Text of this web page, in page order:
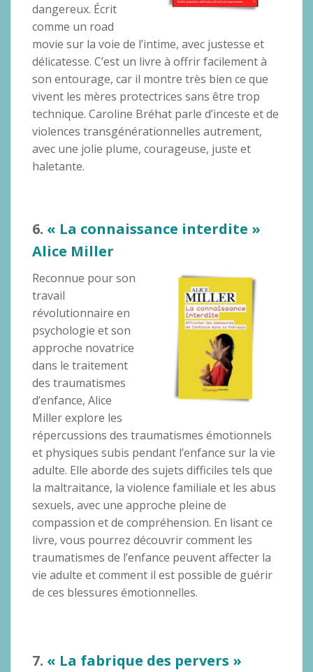
dangereux. Écrit
comme un road
movie sur la voie de l’intime, avec justesse et
délicatesse. C’est un livre à offrir facilement à
son entourage, car il montre très bien ce que
vivent les mères protectrices sans être trop
technique. Caroline Bréhat parle d’inceste et de
violences transgénérationnelles autrement,
avec une jolie plume, courageuse, juste et
haletante.
6. « La connaissance interdite »
Alice Miller
Reconnue pour son
travail
révolutionnaire en
psychologie et son
approche novatrice
dans le traitement
des traumatismes
d’enfance, Alice
Miller explore les
répercussions des traumatismes émotionnels
et physiques subis pendant l’enfance sur la vie
adulte. Elle aborde des sujets difficiles tels que
la maltraitance, la violence familiale et les abus
sexuels, avec une approche pleine de
compassion et de compréhension. En lisant ce
livre, vous pourrez découvrir comment les
traumatismes de l’enfance peuvent affecter la
vie adulte et comment il est possible de guérir
de ces blessures émotionnelles.
7. « La fabrique des pervers »